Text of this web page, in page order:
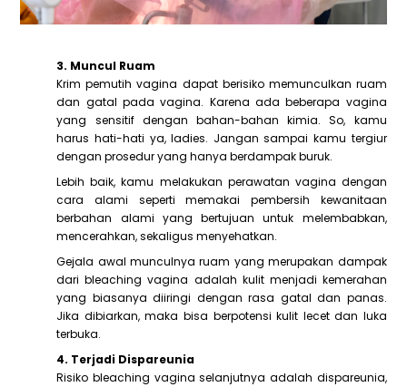
3. Muncul Ruam
Krim pemutih vagina dapat berisiko memunculkan ruam
dan gatal pada vagina. Karena ada beberapa vagina
yang sensitif dengan bahan-bahan kimia. So, kamu
harus hati-hati ya, ladies. Jangan sampai kamu tergiur
dengan prosedur yang hanya berdampak buruk.
Lebih baik, kamu melakukan perawatan vagina dengan
cara alami seperti memakai pembersih kewanitaan
berbahan alami yang bertujuan untuk melembabkan,
mencerahkan, sekaligus menyehatkan.
Gejala awal munculnya ruam yang merupakan dampak
dari bleaching vagina adalah kulit menjadi kemerahan
yang biasanya diiringi dengan rasa gatal dan panas.
Jika dibiarkan, maka bisa berpotensi kulit lecet dan luka
terbuka.
4. Terjadi Dispareunia
Risiko bleaching vagina selanjutnya adalah dispareunia,